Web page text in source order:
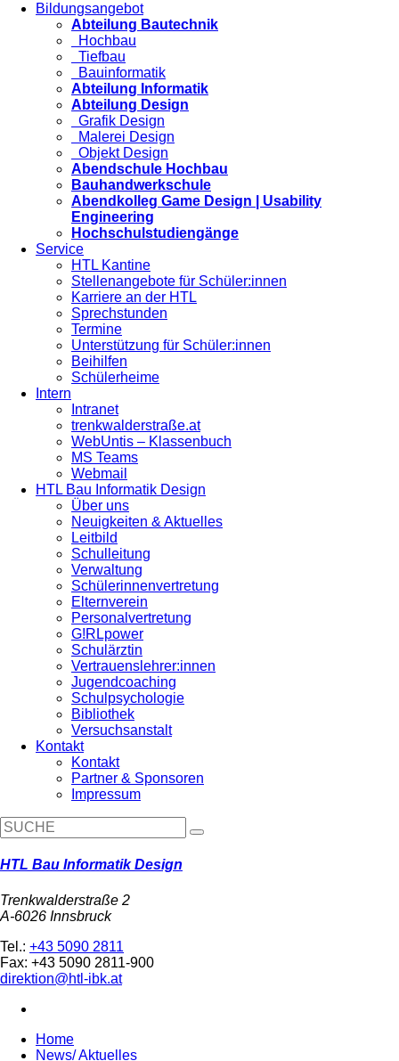
Bildungsangebot
Abteilung Bautechnik
Hochbau
Tiefbau
Bauinformatik
Abteilung Informatik
Abteilung Design
Grafik Design
Malerei Design
Objekt Design
Abendschule Hochbau
Bauhandwerkschule
Abendkolleg Game Design | Usability
Engineering
Hochschulstudiengänge
Service
HTL Kantine
Stellenangebote für Schüler:innen
Karriere an der HTL
Sprechstunden
Termine
Unterstützung für Schüler:innen
Beihilfen
Schülerheime
Intern
Intranet
trenkwalderstraße.at
WebUntis – Klassenbuch
MS Teams
Webmail
HTL Bau Informatik Design
Über uns
Neuigkeiten & Aktuelles
Leitbild
Schulleitung
Verwaltung
Schülerinnenvertretung
Elternverein
Personalvertretung
G!RLpower
Schulärztin
Vertrauenslehrer:innen
Jugendcoaching
Schulpsychologie
Bibliothek
Versuchsanstalt
Kontakt
Kontakt
Partner & Sponsoren
Impressum
HTL Bau Informatik Design
Trenkwalderstraße 2
A-6026 Innsbruck
Tel.: +43 5090 2811
Fax: +43 5090 2811-900
direktion@htl-ibk.at
Home
News/ Aktuelles